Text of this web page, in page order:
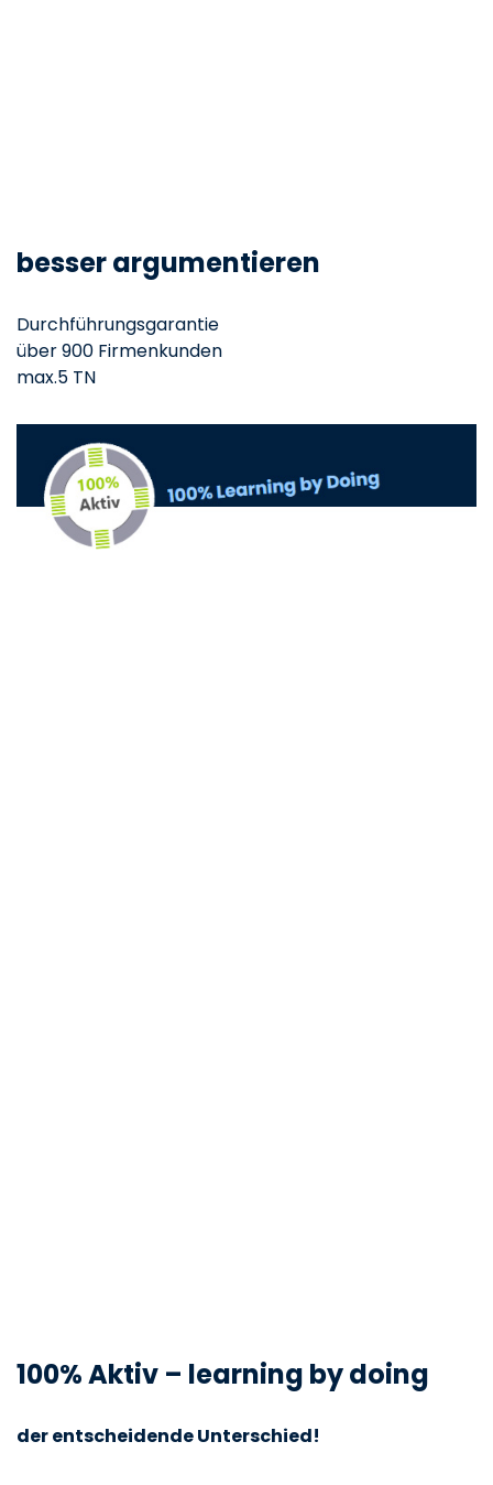
besser argumentieren
Durchführungsgarantie
über 900 Firmenkunden
max.5 TN
100% Aktiv – learning by doing
der entscheidende Unterschied!